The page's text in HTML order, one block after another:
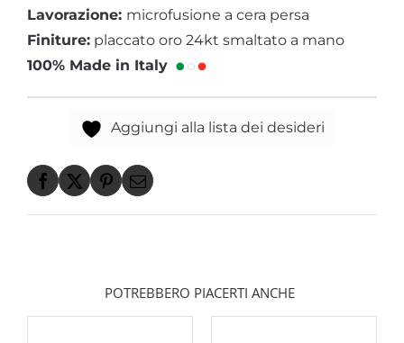
Lavorazione: microfusione a cera persa
Finiture: placcato oro 24kt smaltato a mano
100% Made in Italy
Aggiungi alla lista dei desideri
POTREBBERO PIACERTI ANCHE